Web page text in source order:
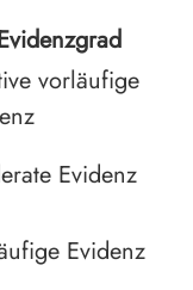
vorläufige
Evidenz
Evidenz